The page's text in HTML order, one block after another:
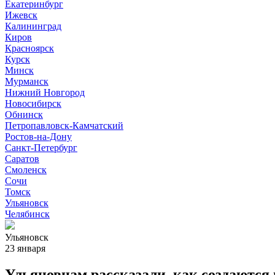
Екатеринбург
Ижевск
Калининград
Киров
Красноярск
Курск
Минск
Мурманск
Нижний Новгород
Новосибирск
Обнинск
Петропавловск-Камчатский
Ростов-на-Дону
Санкт-Петербург
Саратов
Смоленск
Сочи
Томск
Ульяновск
Челябинск
Ульяновск
23 января